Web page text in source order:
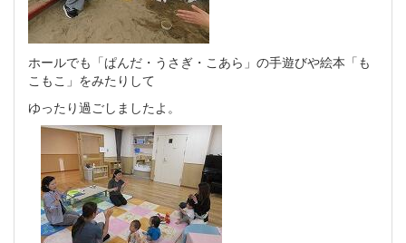
ホールでも「ぱんだ・うさぎ・こあら」の手遊びや絵本「も
こもこ」をみたりして
ゆったり過ごしましたよ。